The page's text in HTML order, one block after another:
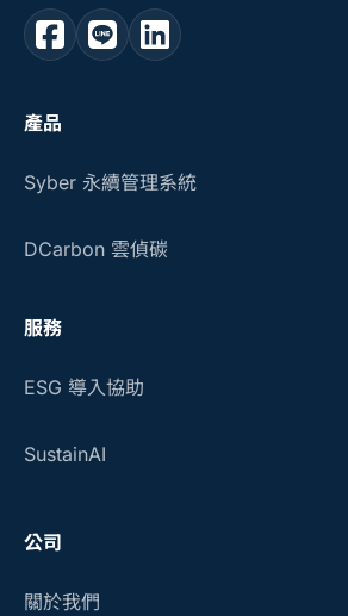
產品
Syber 永續管理系統
DCarbon 雲偵碳
服務
ESG 導入協助
SustainAI
公司
關於我們